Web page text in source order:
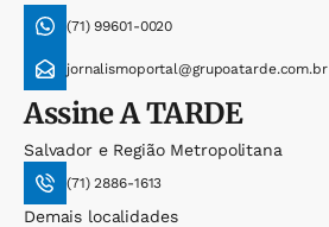
(71) 99601-0020
jornalismoportal@grupoatarde.com.br
AssineA TARDE
Salvador e Região Metropolitana
(71) 2886-1613
Demais localidades